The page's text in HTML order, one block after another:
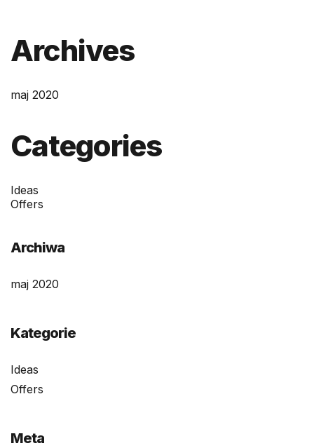
Archives
maj 2020
Categories
Ideas
Offers
Archiwa
maj 2020
Kategorie
Ideas
Offers
Meta